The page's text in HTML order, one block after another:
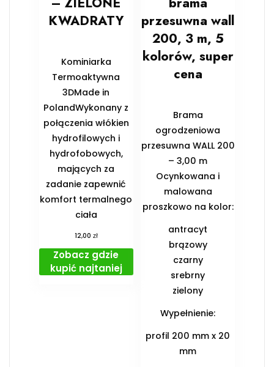
KWADRATY
Kominiarka
Termoaktywna
3DMade in
PolandWykonany z
połączenia włókien
hydrofilowych i
hydrofobowych,
mających za
zadanie zapewnić
komfort termalnego
ciała
12,00 zł
Zobacz gdzie
kupić najtaniej
przesuwna wall
200, 3 m, 5
kolorów, super
cena
Brama
ogrodzeniowa
przesuwna WALL 200
– 3,00 m
Ocynkowana i
malowana
proszkowo na kolor:
antracyt
brązowy
czarny
srebrny
zielony
Wypełnienie:
profil 200 mm x 20
mm